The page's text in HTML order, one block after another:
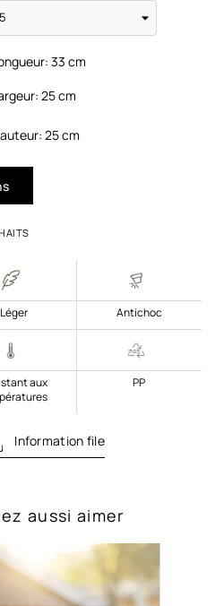
33 cm
25cm
25cm
Léger Antichoc
aux
PP
Information file
aussi aimer